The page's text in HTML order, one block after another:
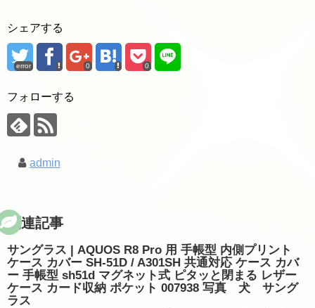
シェアする
error 0 0
フォローする
admin
関連記事
サングラス | AQUOS R8 Pro 用 手帳型 内側プリント
ケース カバー SH-51D / A301SH 共通対応 ケース カバ
ー 手帳型 sh51d マグネット式 ピタッと閉まる レザー
ケース カード収納 ポケット 007938 写真 犬 サング
ラス